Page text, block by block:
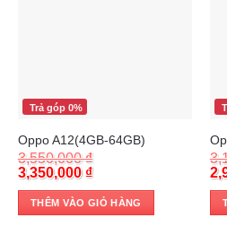
Trả góp 0%
Oppo A12(4GB-64GB)
3,550,000₫
Original
price
was:
3,550,000 ₫.
3,350,000 ₫Current
is:
3,350,000 ₫.
THÊM VÀO GIỎ HÀNG